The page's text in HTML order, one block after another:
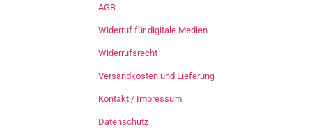
AGB
Widerruf für digitale Medien
Widerrufsrecht
Versandkosten und Lieferung
Kontakt / Impressum
Datenschutz